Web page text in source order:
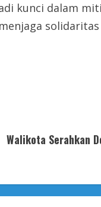
kunci dalam
Walikota Serahkan